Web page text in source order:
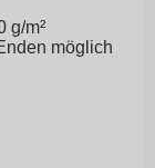
g/m²
möglich